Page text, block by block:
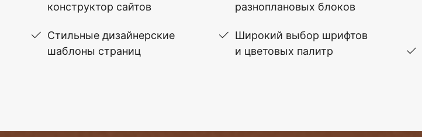
конструктор сайтов
Стильные дизайнерские
шаблоны страниц
разноплановых блоков
Широкий выбор шрифтов
и цветовых палитр